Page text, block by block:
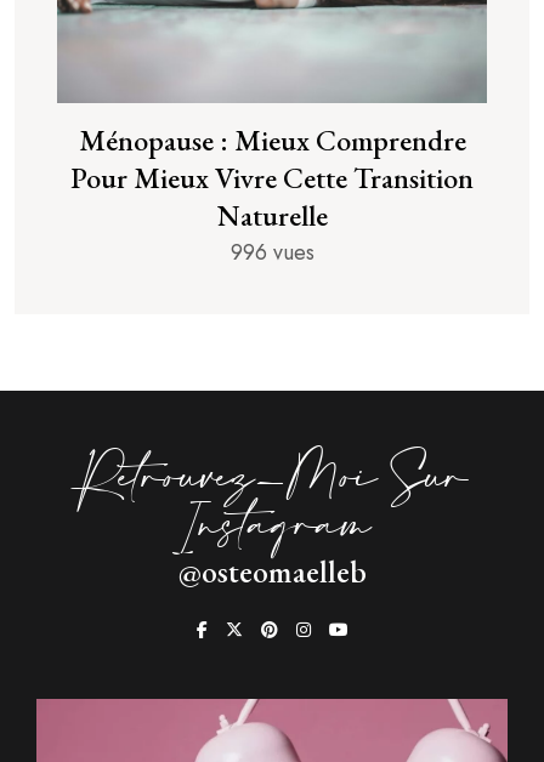
Ménopause : Mieux Comprendre
Pour Mieux Vivre Cette Transition
Naturelle
996 vues
Retrouvez-Moi Sur
Instagram
@osteomaelleb